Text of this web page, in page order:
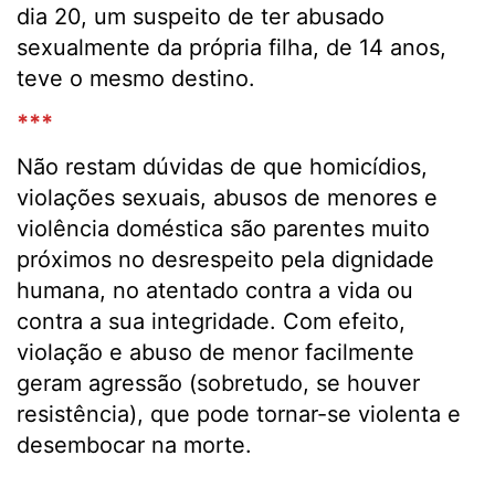
dia 20, um suspeito de ter abusado
sexualmente da própria filha, de 14 anos,
teve o mesmo destino.
***
Não restam dúvidas de que homicídios,
violações sexuais, abusos de menores e
violência doméstica são parentes muito
próximos no desrespeito pela dignidade
humana, no atentado contra a vida ou
contra a sua integridade. Com efeito,
violação e abuso de menor facilmente
geram agressão (sobretudo, se houver
resistência), que pode tornar-se violenta e
desembocar na morte.